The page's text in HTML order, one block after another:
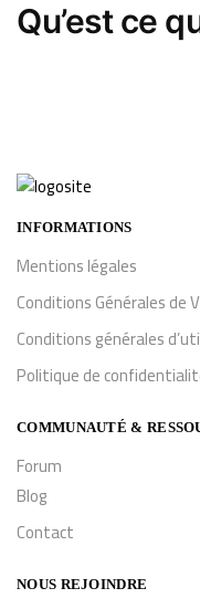
Qu’est ce
INFORMATIONS
Mentions légales
Conditions Générales de
Conditions générales
Politique de
COMMUNAUTÉ &
Forum
Blog
Contact
NOUS REJOINDRE